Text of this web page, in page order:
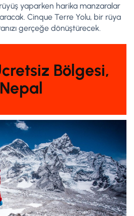
yaparken harika manzaralar
Cinque Terre Yolu, bir rüya
gerçeğe dönüştürecek.
Bölgesi,
Nepal